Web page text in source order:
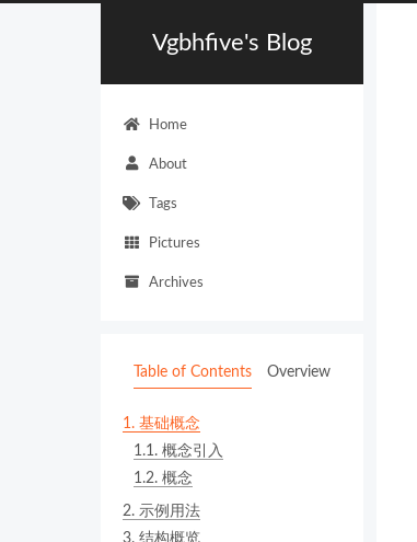
Vgbhfive's Blog
Home
About
Tags
Pictures
Archives
Table of Contents Overview
1. 基础概念
1.1. 概念引入
1.2. 概念
2. 示例用法
3. 结构概览